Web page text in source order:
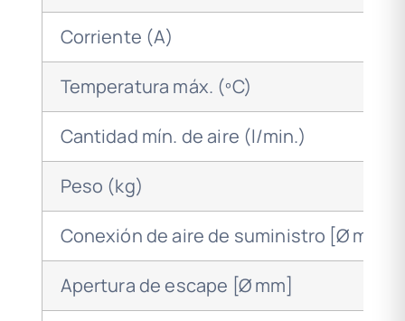
Corriente (A)
Temperatura máx. (ºC)
Cantidad mín. de aire (l/min.)
Peso (kg)
Conexión de aire de suministro [Ø mm]
Apertura de escape [Ø mm]